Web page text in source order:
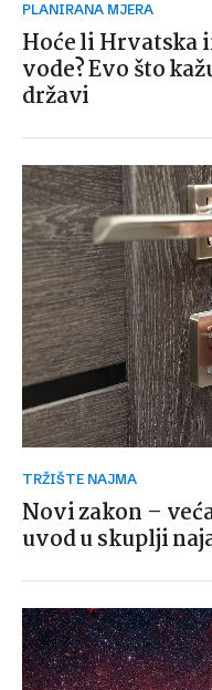
PLANIRANA MJERA
Hoće li Hrvatska
vode? Evo što
državi
TRŽIŠTE NAJMA
Novi zakon –
uvod u skuplji